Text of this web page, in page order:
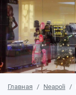
Главная Neapoli